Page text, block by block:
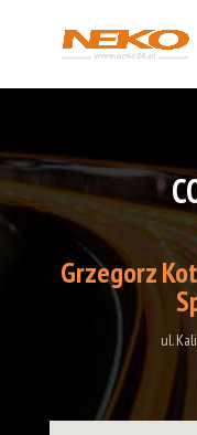
Grzegorz
ul.